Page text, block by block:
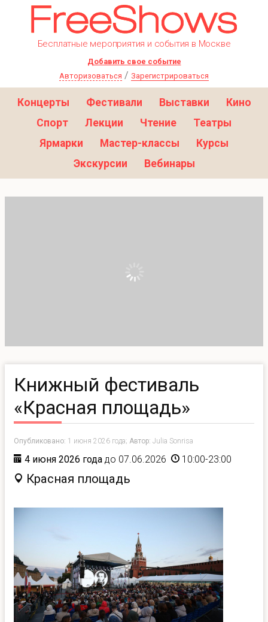
Бесплатные мероприятия и события в Москве
Добавить свое событие
Авторизоваться / Зарегистрироваться
Концерты Фестивали Выставки
Кино
Спорт
Лекции Чтение
Театры
Ярмарки
Мастер-классы
Курсы
Экскурсии
Вебинары
Книжный фестиваль
«Красная площадь»
Опубликовано: 1 июня 2026 года; Автор: Julia Sonrisa
4 июня 2026 года до 07.06.2026 10:00-23:00
Красная площадь